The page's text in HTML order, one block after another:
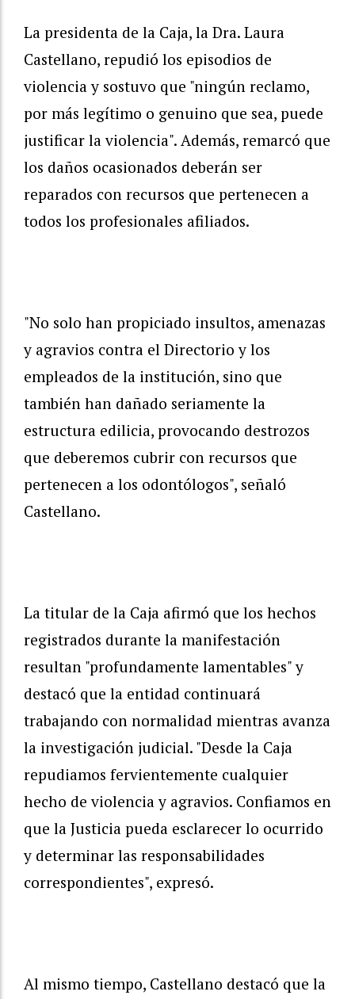
La presidenta de la Caja, la Dra. Laura
Castellano, repudió los episodios de
violencia y sostuvo que "ningún reclamo,
por más legítimo o genuino que sea, puede
justificar la violencia". Además, remarcó que
los daños ocasionados deberán ser
reparados con recursos que pertenecen a
todos los profesionales afiliados.
"No solo han propiciado insultos, amenazas
y agravios contra el Directorio y los
empleados de la institución, sino que
también han dañado seriamente la
estructura edilicia, provocando destrozos
que deberemos cubrir con recursos que
pertenecen a los odontólogos", señaló
Castellano.
La titular de la Caja afirmó que los hechos
registrados durante la manifestación
resultan "profundamente lamentables" y
destacó que la entidad continuará
trabajando con normalidad mientras avanza
la investigación judicial. "Desde la Caja
repudiamos fervientemente cualquier
hecho de violencia y agravios. Confiamos en
que la Justicia pueda esclarecer lo ocurrido
y determinar las responsabilidades
correspondientes", expresó.
Al mismo tiempo, Castellano destacó que la